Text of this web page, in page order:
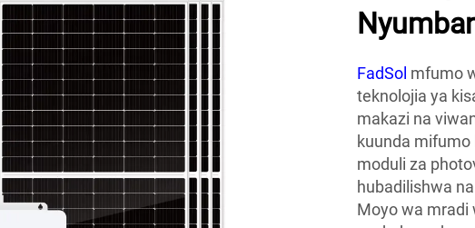
FadSol mfumo
teknolojia ya
makazi na
kuunda
moduli za
hubadilishwa
Moyo wa mradi